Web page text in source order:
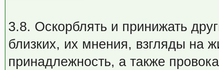
3.8. Оскорблять и принижать
близких, их мнения, взгляды на
принадлежность, а также